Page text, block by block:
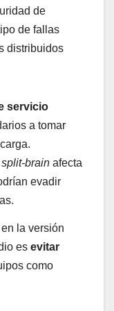
de
de fallas
distribuidos
servicio
a tomar
split-brain afecta
evadir
la versión
es evitar
como